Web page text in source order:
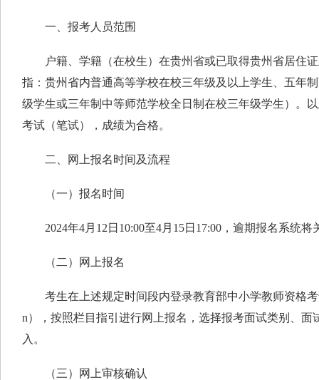
一、报考人员范围
户籍、学籍（在校生）在贵州省或已取得贵州省居住证
指：贵州省内普通高等学校在校三年级及以上学生、五年
级学生或三年制中等师范学校全日制在校三年级学生）。
考试（笔试），成绩为合格。
二、网上报名时间及流程
（一）报名时间
2024年4月12日10:00至4月15日17:00，逾期报名系统将
（二）网上报名
考生在上述规定时间段内登录教育部中小学教师资格考
n），按照栏目指引进行网上报名，选择报考面试类别、面
入。
（三）网上审核确认